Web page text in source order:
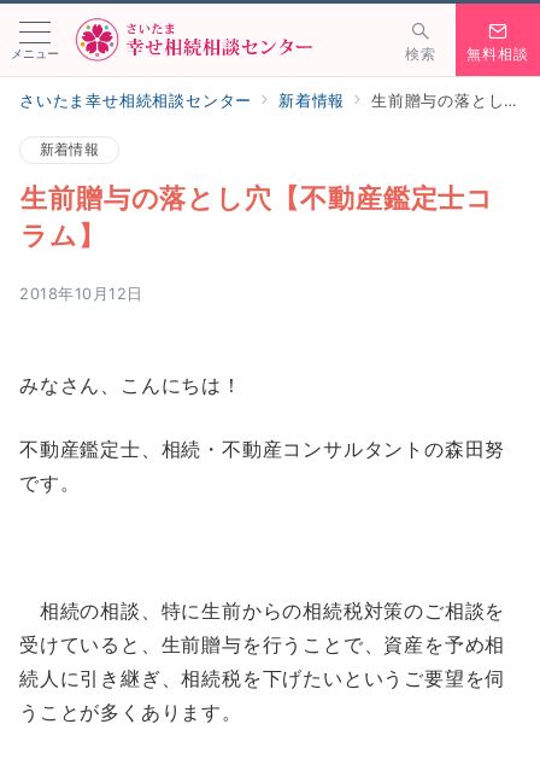
メニュー 検索 無料相談
さいたま幸せ相続相談センター 新着情報 生前贈与の落とし穴【不動産鑑定士コラム】
新着情報
生前贈与の落とし穴【不動産鑑定士コ
ラム】
2018年10月12日
みなさん、こんにちは！
不動産鑑定士、相続・不動産コンサルタントの森田努
です。
相続の相談、特に生前からの相続税対策のご相談を
受けていると、生前贈与を行うことで、資産を予め相
続人に引き継ぎ、相続税を下げたいというご要望を伺
うことが多くあります。